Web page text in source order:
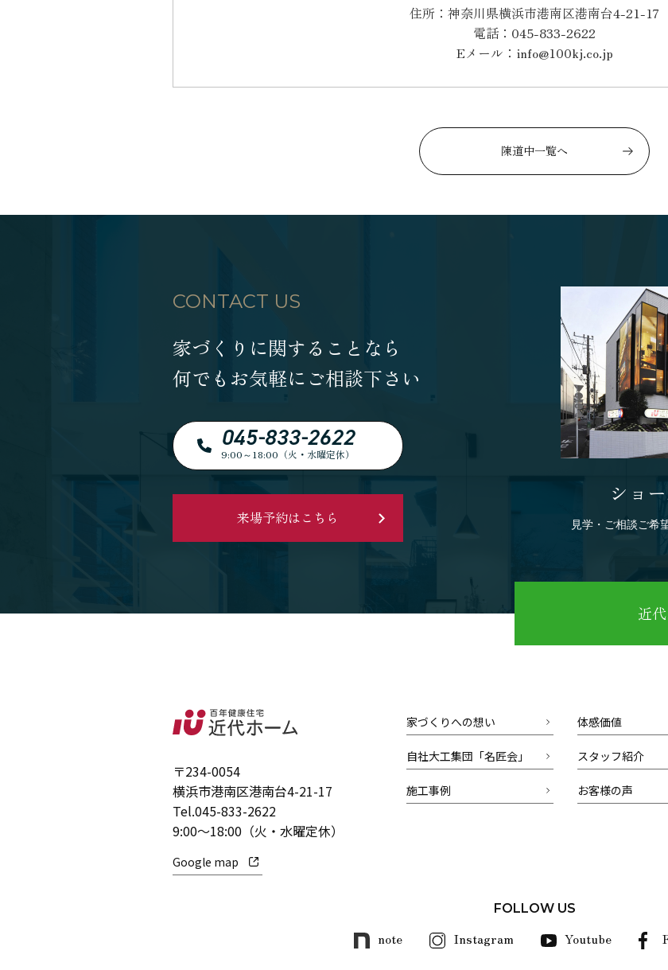
住所：神奈川県横浜市港南区港南台4-21-17
電話：045-833-2622
Eメール：info@100kj.co.jp
陳道中一覧へ
CONTACT US
家づくりに関することなら
何でもお気軽にご相談下さい
045-833-2622
9:00～18:00（火・水曜定休）
来場予約はこちら
ショ
見学・ご相談ご希
近
〒234-0054
横浜市港南区港南台4-21-17
Tel.045-833-2622
9:00～18:00（火・水曜定休）
Google map
家づくりへの想い 体感価値
自社大工集団「名匠会」 スタッフ紹介
施工事例 お客様の声
FOLLOW US
note Instagram Youtube